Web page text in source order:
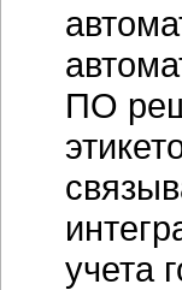
ПО
учета